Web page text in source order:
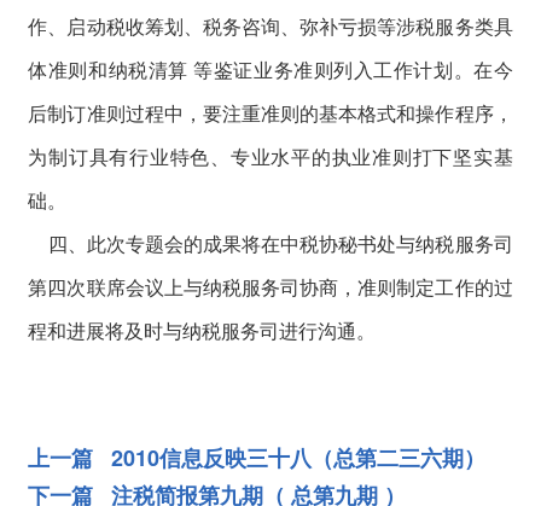
作、启动税收筹划、税务咨询、弥补亏损等涉税服务类具
体准则和纳税清算 等鉴证业务准则列入工作计划。在今
后制订准则过程中，要注重准则的基本格式和操作程序，
为制订具有行业特色、专业水平的执业准则打下坚实基
础。
四、此次专题会的成果将在中税协秘书处与纳税服务司
第四次联席会议上与纳税服务司协商，准则制定工作的过
程和进展将及时与纳税服务司进行沟通。
上一篇 2010信息反映三十八（总第二三六期）
下一篇 注税简报第九期（ 总第九期 ）